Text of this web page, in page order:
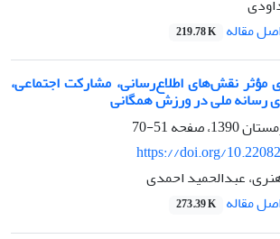
اصل مقاله 219.78 K
مؤثر نقش‌های اطلاع‌رسانی، مشارکت اجتماعی،
رسانه‌ ملی در ورزش همگانی
51-70
https://doi.org/
عبدالحمید احمدی
اصل مقاله 273.39 K